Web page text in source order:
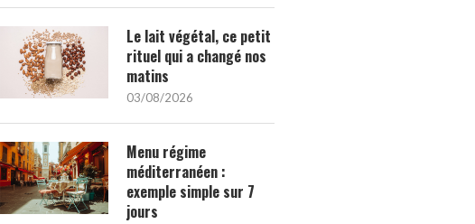
Le lait végétal, ce petit
rituel qui a changé nos
matins
03/08/2026
Menu régime
méditerranéen :
exemple simple sur 7
jours